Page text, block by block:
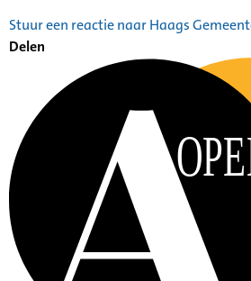
Stuur een reactie naar Haags
Delen